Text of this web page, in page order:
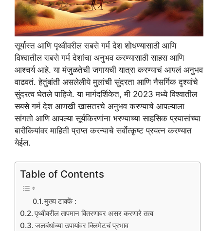
सूर्यास्त आणि पृथ्वीवरील सबसे गर्म देश शोधण्यासाठी आणि
विश्वातील सबसे गर्म देशांचा अनुभव करण्यासाठी साहस आणि
आश्चर्य आहे. या मंजुळतेची जगायची यात्रा करण्याचं आपलं अनुभव
वाढवतं. हेतुंबांती असलेलीये मुलांची सुंदरता आणि नैसर्गिक दृश्यांचे
सुंदरत्व घेतले पाहिजे. या मार्गदर्शिकेत, मी 2023 मध्ये विश्वातील
सबसे गर्म देश आणखी खासतरचे अनुभव करण्याचे आपल्याला
सांगतो आणि आपल्या सूर्यकिरणांना भरण्याच्या साहसिक प्रयासांच्या
बारीकियांवर माहिती प्राप्त करन्याचे सर्वोत्कृष्ट प्रयत्न करण्यात
येईल.
Table of Contents
मुख्य टाक्कें :
पृथ्वीवरील तापमान वितरणावर असर करणारे तत्व
जलबंधांच्या उपायांवर क्लिमेटचं प्रभाव